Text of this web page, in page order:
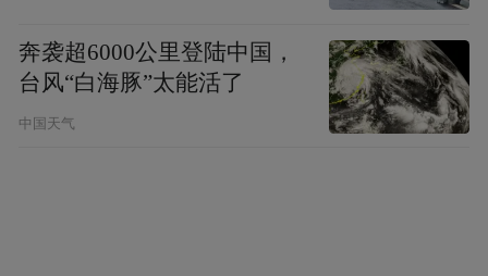
奔袭超6000公里登陆中国，
台风“白海豚”太能活了
中国天气